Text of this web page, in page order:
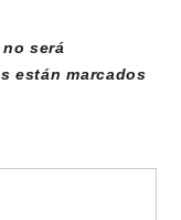
será
están marcados